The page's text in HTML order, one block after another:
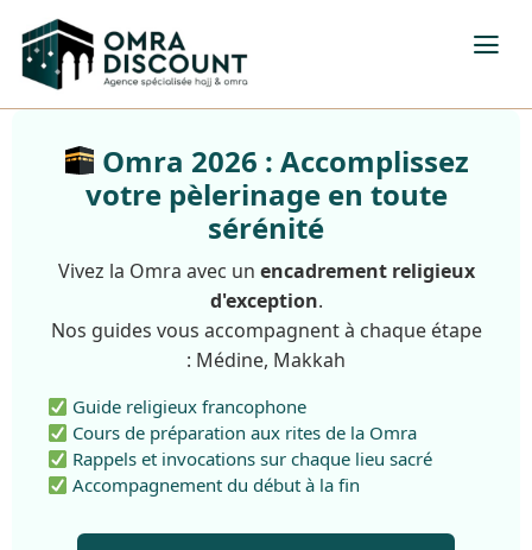
Omra 2026 : Accomplissez
votre pèlerinage en toute
sérénité
Vivez la Omra avec un encadrement religieux
d'exception.
Nos guides vous accompagnent à chaque étape
: Médine, Makkah
Guide religieux francophone
Cours de préparation aux rites de la Omra
Rappels et invocations sur chaque lieu sacré
Accompagnement du début à la fin